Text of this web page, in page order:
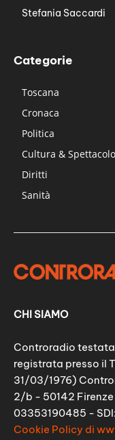
Stefania Saccardi
Categorie
Toscana
Cronaca
Politica
Cultura & Spettacolo
Diritti
Sanità
CHI SIAMO
Controradio
registrata presso il
31/03/1976)
2/b - 50142
03353190485 -
Cookie Policy di